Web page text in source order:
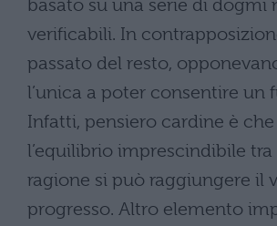
basato su una serie di dogmi
verificabili. In
passato del resto,
l’unica a poter consentire un
Infatti, pensiero cardine è
l’equilibrio imprescindibile tra
ragione si può raggiungere il
progresso. Altro elemento